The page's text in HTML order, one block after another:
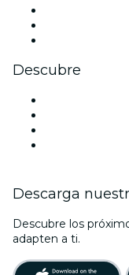
Descubre
Descarga
Descubre los
adapten a ti.